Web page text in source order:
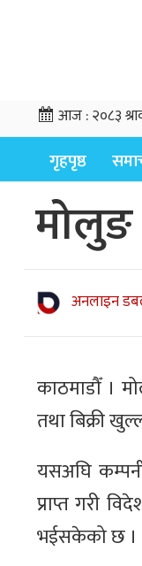
आज :२०८३
गृहपृष्ठ
अनलाइन
काठमाडौँ ।
तथा बिक्री
यसअघि
प्राप्त गरी
भईसकेको छ ।